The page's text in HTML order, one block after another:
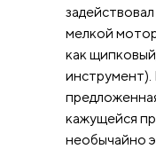
мелкой
как
инструмент).
кажущейся
необычайно